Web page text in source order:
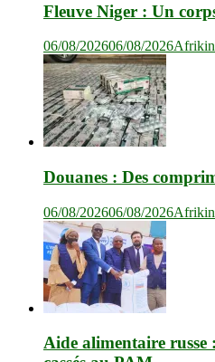
Fleuve Niger : Un
06/08/202606/08/2026
Douanes : Des
06/08/202606/08/2026
Aide alimentaire russe